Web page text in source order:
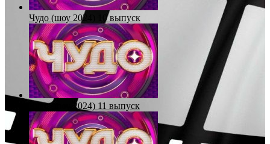
Чудо (шоу 2024) 10 выпуск
Чудо (шоу 2024) 11 выпуск